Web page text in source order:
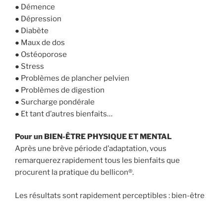
● Démence
● Dépression
● Diabète
● Maux de dos
● Ostéoporose
● Stress
● Problèmes de plancher pelvien
● Problèmes de digestion
● Surcharge pondérale
● Et tant d’autres bienfaits…
Pour un BIEN-ÊTRE PHYSIQUE ET MENTAL
Après une brève période d’adaptation, vous
remarquerez rapidement tous les bienfaits que
procurent la pratique du bellicon®.
Les résultats sont rapidement perceptibles : bien-être